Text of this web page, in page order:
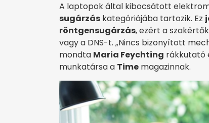
A laptopok által kibocsátott
sugárzás kategóriájába tartozik. Ez
röntgensugárzás, ezért a
vagy a DNS-t. „Nincs bizonyított
mondta Maria Feychting rákkutató
munkatársa a Time magazinnak.